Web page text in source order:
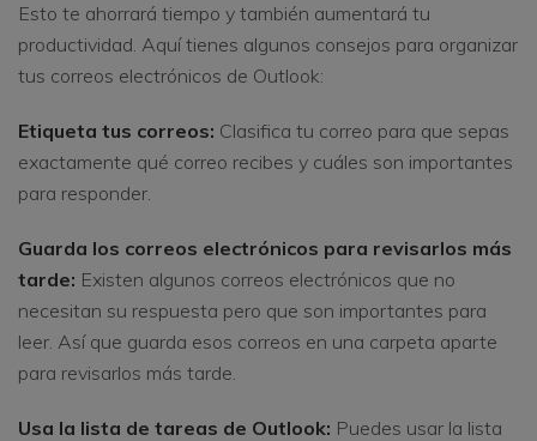
Esto te ahorrará tiempo y también aumentará tu
productividad. Aquí tienes algunos consejos para organizar
tus correos electrónicos de Outlook:
Etiqueta tus correos: Clasifica tu correo para que sepas
exactamente qué correo recibes y cuáles son importantes
para responder.
Guarda los correos electrónicos para revisarlos más
tarde: Existen algunos correos electrónicos que no
necesitan su respuesta pero que son importantes para
leer. Así que guarda esos correos en una carpeta aparte
para revisarlos más tarde.
Usa la lista de tareas de Outlook: Puedes usar la lista